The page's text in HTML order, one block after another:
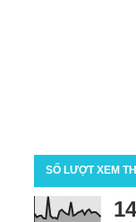
SỐ LƯỢT XEM